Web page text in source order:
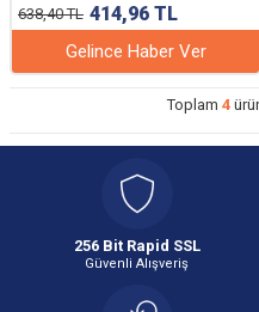
638,40TL 414,96 TL
Gelince Haber Ver
Toplam 4
256 Bit Rapid SSL
Güvenli Alışveriş